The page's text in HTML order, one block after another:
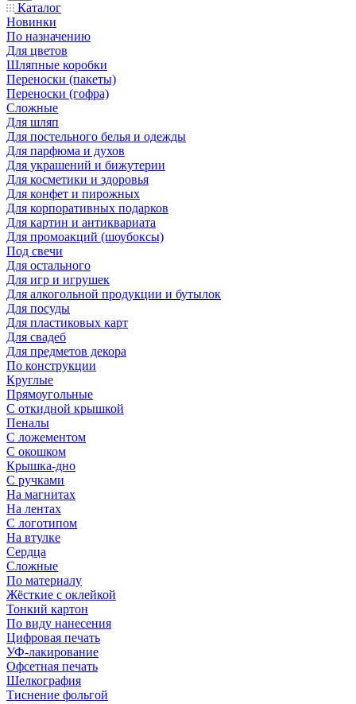
Каталог
Новинки
По назначению
Для цветов
Шляпные коробки
Переноски (пакеты)
Переноски (гофра)
Сложные
Для шляп
Для постельного белья и одежды
Для парфюма и духов
Для украшений и бижутерии
Для косметики и здоровья
Для конфет и пирожных
Для корпоративных подарков
Для картин и антиквариата
Для промоакций (шоубоксы)
Под свечи
Для остального
Для игр и игрушек
Для алкогольной продукции и бутылок
Для посуды
Для пластиковых карт
Для свадеб
Для предметов декора
По конструкции
Круглые
Прямоугольные
С откидной крышкой
Пеналы
С ложементом
С окошком
Крышка-дно
С ручками
На магнитах
На лентах
С логотипом
На втулке
Сердца
Сложные
По материалу
Жёсткие с оклейкой
Тонкий картон
По виду нанесения
Цифровая печать
УФ-лакирование
Офсетная печать
Шелкография
Тиснение фольгой